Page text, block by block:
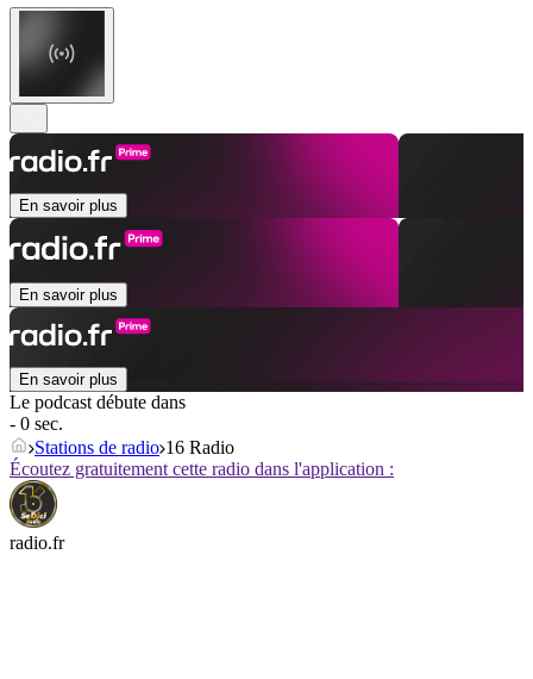
En savoir plus
En savoir plus
En savoir plus
Le podcast débute dans
- 0 sec.
Stations de radio 16 Radio
Écoutez gratuitement cette radio dans l'application :
radio.fr